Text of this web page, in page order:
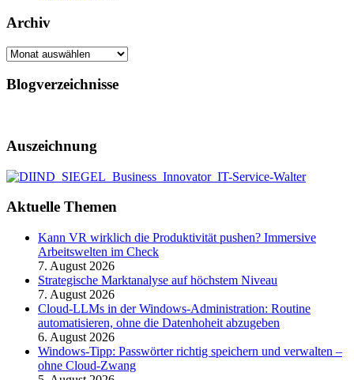
Archiv
Archiv
Blogverzeichnisse
Auszeichnung
Aktuelle Themen
Kann VR wirklich die Produktivität pushen? Immersive
Arbeitswelten im Check
7. August 2026
Strategische Marktanalyse auf höchstem Niveau
7. August 2026
Cloud-LLMs in der Windows-Administration: Routine
automatisieren, ohne die Datenhoheit abzugeben
6. August 2026
Windows-Tipp: Passwörter richtig speichern und verwalten –
ohne Cloud-Zwang